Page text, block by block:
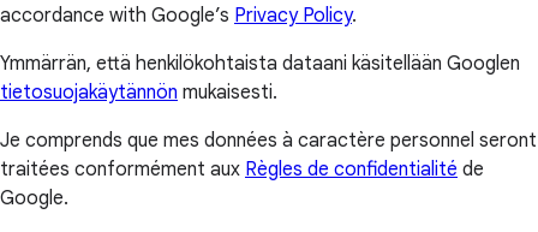
accordance with Google’s Privacy Policy.
Ymmärrän, että henkilökohtaista dataani käsitellään Googlen
tietosuojakäytännön mukaisesti.
Je comprends que mes données à caractère personnel seront
traitées conformément aux Règles de confidentialité de
Google.